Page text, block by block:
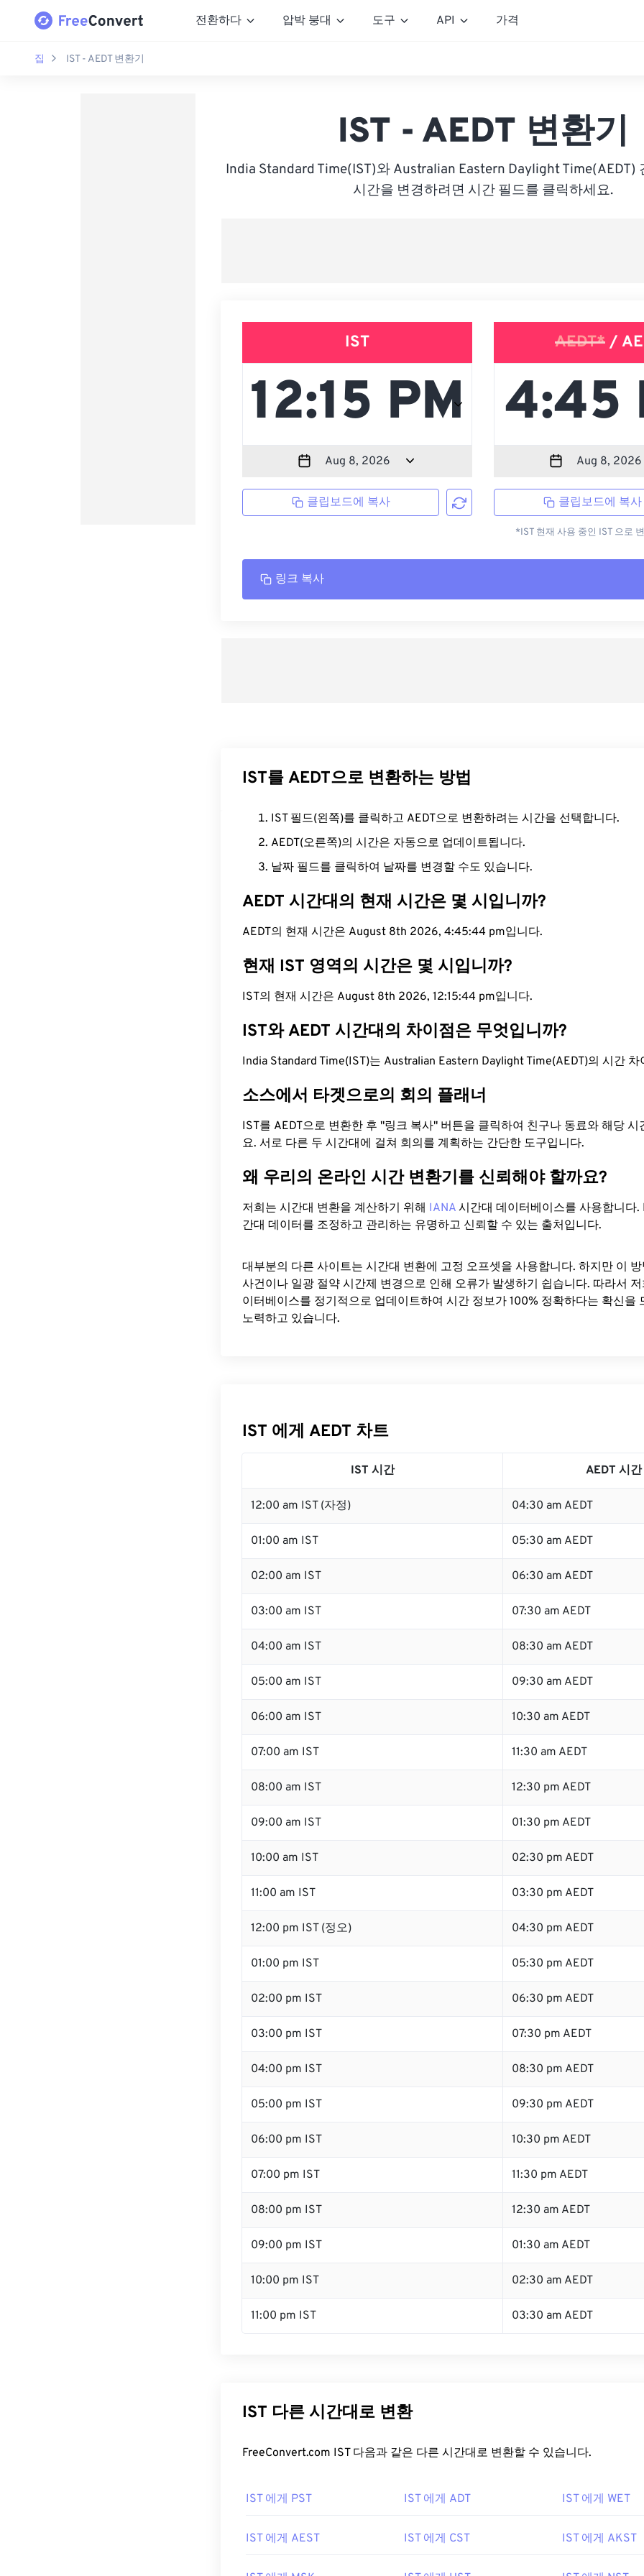
전환하다 압박 붕대 도구 API 가격
집 IST - AEDT 변환기
IST - AEDT 변환기
India Standard Time(IST)와 Australian Eastern Daylight Time(AEDT)
시간을 변경하려면 시간 필드를 클릭하세요.
IST
클립보드에 복사
AEDT* /
클립보드에 복사
*IST 현재 사용 중인 IST 으로
링크 복사
IST를 AEDT으로 변환하는 방법
IST 필드(왼쪽)를 클릭하고 AEDT으로 변환하려는 시간을 선택합니다.
AEDT(오른쪽)의 시간은 자동으로 업데이트됩니다.
날짜 필드를 클릭하여 날짜를 변경할 수도 있습니다.
AEDT 시간대의 현재 시간은 몇 시입니까?
AEDT의 현재 시간은 August 8th 2026, 4:45:45 pm입니다.
현재 IST 영역의 시간은 몇 시입니까?
IST의 현재 시간은 August 8th 2026, 12:15:45 pm입니다.
IST와 AEDT 시간대의 차이점은 무엇입니까?
India Standard Time(IST)는 Australian Eastern Daylight Time(AEDT)의 시간 차
소스에서 타겟으로의 회의 플래너
IST를 AEDT으로 변환한 후 "링크 복사" 버튼을 클릭하여 친구나 동료와 해당 시
요. 서로 다른 두 시간대에 걸쳐 회의를 계획하는 간단한 도구입니다.
왜 우리의 온라인 시간 변환기를 신뢰해야 할까요?
저희는 시간대 변환을 계산하기 위해 IANA 시간대 데이터베이스를 사용합니다.
간대 데이터를 조정하고 관리하는 유명하고 신뢰할 수 있는 출처입니다.
대부분의 다른 사이트는 시간대 변환에 ​​고정 오프셋을 사용합니다. 하지만 이
사건이나 일광 절약 시간제 변경으로 인해 오류가 발생하기 쉽습니다. 따라서 저
이터베이스를 정기적으로 업데이트하여 시간 정보가 100% 정확하다는 확신을
노력하고 있습니다.
IST 에게 AEDT 차트
IST 시간 AEDT 시간
12:00 am IST (자정) 04:30 am AEDT
01:00 am IST 05:30 am AEDT
02:00 am IST 06:30 am AEDT
03:00 am IST 07:30 am AEDT
04:00 am IST 08:30 am AEDT
05:00 am IST 09:30 am AEDT
06:00 am IST 10:30 am AEDT
07:00 am IST 11:30 am AEDT
08:00 am IST 12:30 pm AEDT
09:00 am IST 01:30 pm AEDT
10:00 am IST 02:30 pm AEDT
11:00 am IST 03:30 pm AEDT
12:00 pm IST (정오) 04:30 pm AEDT
01:00 pm IST 05:30 pm AEDT
02:00 pm IST 06:30 pm AEDT
03:00 pm IST 07:30 pm AEDT
04:00 pm IST 08:30 pm AEDT
05:00 pm IST 09:30 pm AEDT
06:00 pm IST 10:30 pm AEDT
07:00 pm IST 11:30 pm AEDT
08:00 pm IST 12:30 am AEDT
09:00 pm IST 01:30 am AEDT
10:00 pm IST 02:30 am AEDT
11:00 pm IST 03:30 am AEDT
IST 다른 시간대로 변환
FreeConvert.com IST 다음과 같은 다른 시간대로 변환할 수 있습니다.
IST 에게 PST IST 에게 ADT IST 에게 WET
IST 에게 AEST IST 에게 CST IST 에게 AKST